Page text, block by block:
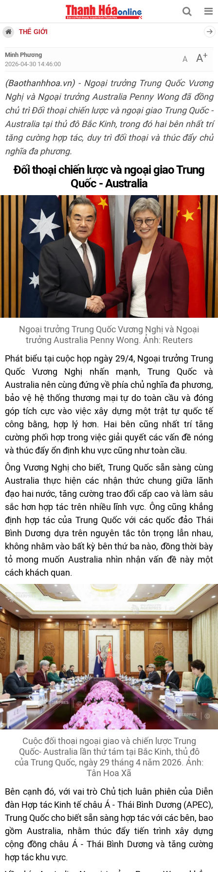
THẾ GIỚI
Minh Phương
2026-04-30 14:46:00
A A+
(Baothanhhoa.vn)- Ngoại trưởng Trung Quốc Vương
Nghị và Ngoại trưởng Australia Penny Wong đã đồng
chủ trì Đối thoại chiến lược và ngoại giao Trung Quốc -
Australia tại thủ đô Bắc Kinh, trong đó hai bên nhất trí
tăng cường hợp tác, duy trì đối thoại và thúc đẩy chủ
nghĩa đa phương.
Đối thoại chiến lược và ngoại giao Trung
Quốc - Australia
Ngoại trưởng Trung Quốc Vương Nghị và Ngoại
trưởng Australia Penny Wong. Ảnh: Reuters
Phát biểu tại cuộc họp ngày 29/4, Ngoại trưởng Trung
Quốc Vương Nghị nhấn mạnh, Trung Quốc và
Australia nên cùng đứng về phía chủ nghĩa đa phương,
bảo vệ hệ thống thương mại tự do toàn cầu và đóng
góp tích cực vào việc xây dựng một trật tự quốc tế
công bằng, hợp lý hơn. Hai bên cũng nhất trí tăng
cường phối hợp trong việc giải quyết các vấn đề nóng
và thúc đẩy ổn định khu vực cũng như toàn cầu.
Ông Vương Nghị cho biết, Trung Quốc sẵn sàng cùng
Australia thực hiện các nhận thức chung giữa lãnh
đạo hai nước, tăng cường trao đổi cấp cao và làm sâu
sắc hơn hợp tác trên nhiều lĩnh vực. Ông cũng khẳng
định hợp tác của Trung Quốc với các quốc đảo Thái
Bình Dương dựa trên nguyên tắc tôn trọng lẫn nhau,
không nhằm vào bất kỳ bên thứ ba nào, đồng thời bày
tỏ mong muốn Australia nhìn nhận vấn đề này một
cách khách quan.
Cuộc đối thoại ngoại giao và chiến lược Trung
Quốc- Australia lần thứ tám tại Bắc Kinh, thủ đô
của Trung Quốc, ngày 29 tháng 4 năm 2026. Ảnh:
Tân Hoa Xã
Bên cạnh đó, với vai trò Chủ tịch luân phiên của Diễn
đàn Hợp tác Kinh tế châu Á - Thái Bình Dương (APEC),
Trung Quốc cho biết sẵn sàng hợp tác với các bên, bao
gồm Australia, nhằm thúc đẩy tiến trình xây dựng
cộng đồng châu Á - Thái Bình Dương và tăng cường
hợp tác khu vực.